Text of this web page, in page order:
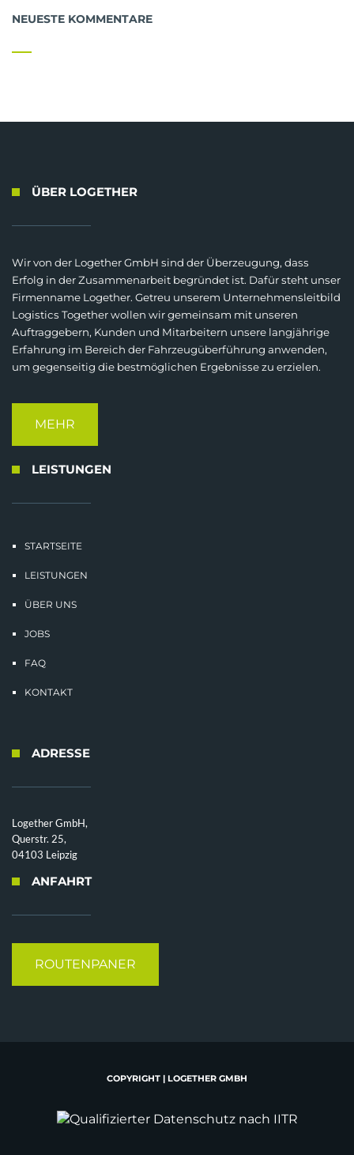
NEUESTE KOMMENTARE
ÜBER LOGETHER
Wir von der Logether GmbH sind der Überzeugung, dass
Erfolg in der Zusammenarbeit begründet ist. Dafür steht unser
Firmenname Logether. Getreu unserem Unternehmensleitbild
Logistics Together wollen wir gemeinsam mit unseren
Auftraggebern, Kunden und Mitarbeitern unsere langjährige
Erfahrung im Bereich der Fahrzeugüberführung anwenden,
um gegenseitig die bestmöglichen Ergebnisse zu erzielen.
MEHR
LEISTUNGEN
STARTSEITE
LEISTUNGEN
ÜBER UNS
JOBS
FAQ
KONTAKT
ADRESSE
Logether GmbH,
Querstr. 25,
04103 Leipzig
ANFAHRT
ROUTENPANER
COPYRIGHT | LOGETHER GMBH